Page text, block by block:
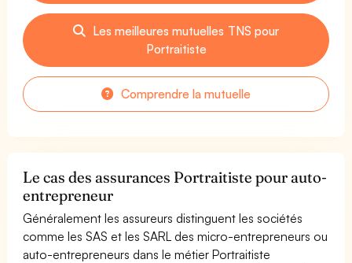
Les meilleures mutuelles TNS pour
Portraitiste
Comprendre la mutuelle
Le cas des assurances Portraitiste pour auto-
entrepreneur
Généralement les assureurs distinguent les sociétés
comme les SAS et les SARL des micro-entrepreneurs ou
auto-entrepreneurs dans le métier Portraitiste